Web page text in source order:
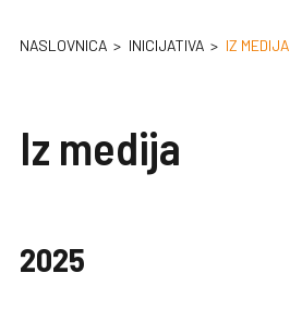
NASLOVNICA INICIJATIVA IZ MEDIJA
Iz medija
2025